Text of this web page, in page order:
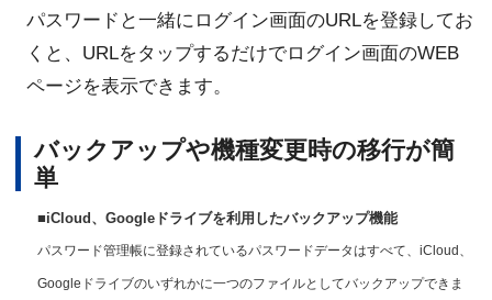
パスワードと一緒にログイン画面のURLを登録してお
くと、URLをタップするだけでログイン画面のWEB
ページを表示できます。
バックアップや機種変更時の移行が簡
単
■iCloud、Googleドライブを利用したバックアップ機能
パスワード管理帳に登録されているパスワードデータはすべて、iCloud、
Googleドライブのいずれかに一つのファイルとしてバックアップできま